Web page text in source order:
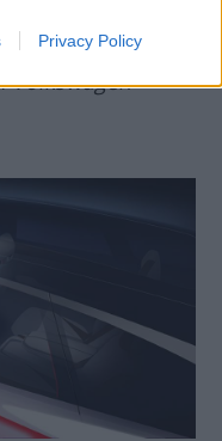
Privacy Policy
Volkswagen